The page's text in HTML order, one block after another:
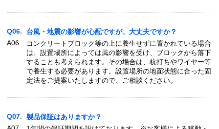
Q06.
台風・地震の影響が心配ですが、大丈夫ですか？
A06.
コンクリートブロック等の上に養生せずに置かれている場合
は、設置場所によっては風の影響を受け、ブロックから落下
することも考えられます。その場合は、杭打ちやワイヤー等
で養生する必要があります。設置場所の地面状態に合った固
定法をご提案いたしますので、ご相談ください。
Q07.
製品保証はありますか？